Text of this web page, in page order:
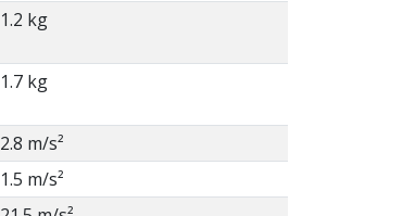
1.2 kg
1.7 kg
2.8 m/s²
1.5 m/s²